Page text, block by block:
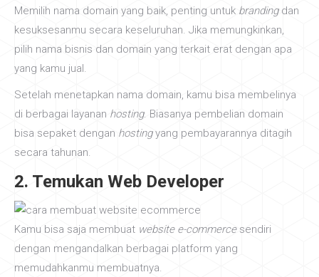
Memilih nama domain yang baik, penting untuk brandingdan
kesuksesanmu secara keseluruhan. Jika memungkinkan,
pilih nama bisnis dan domain yang terkait erat dengan apa
yang kamu jual.
Setelah menetapkan nama domain, kamu bisa membelinya
di berbagai layanan hosting. Biasanya pembelian domain
bisa sepaket dengan hostingyang pembayarannya ditagih
secara tahunan.
2. Temukan Web Developer
Kamu bisa saja membuat website e-commerce sendiri
dengan mengandalkan berbagai platform yang
memudahkanmu membuatnya.